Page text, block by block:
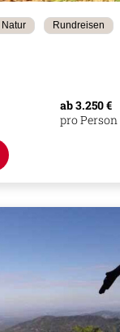
Natur Rundreisen
ab 3.250 €
pro Person